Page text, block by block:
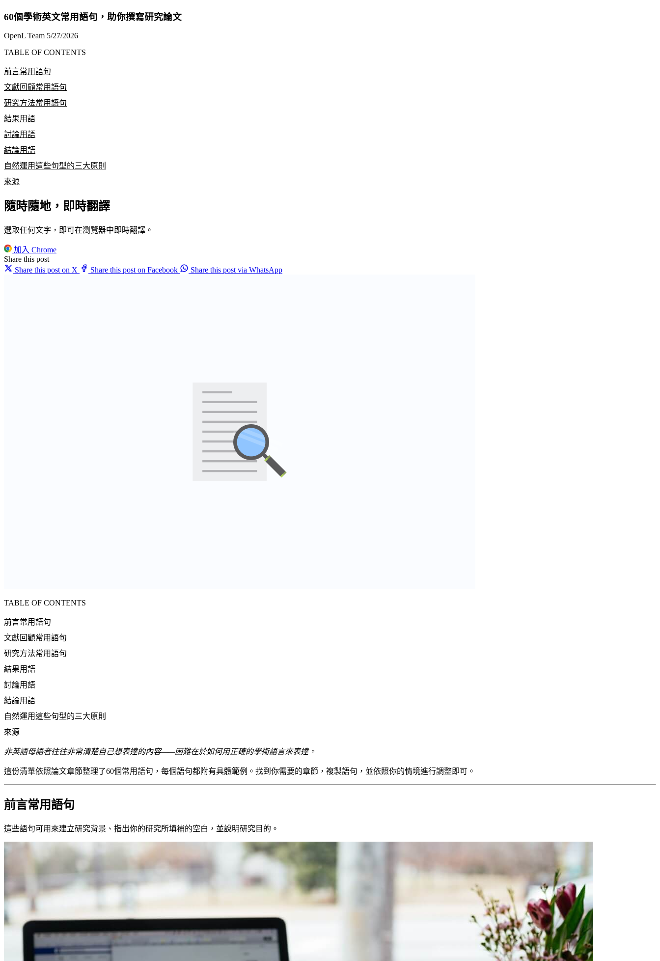
60個學術英文常用語句，助你撰寫研究論文
OpenL Team 5/27/2026
TABLE OF CONTENTS
前言常用語句
文獻回顧常用語句
研究方法常用語句
結果用語
討論用語
結論用語
自然運用這些句型的三大原則
來源
隨時隨地，即時翻譯
選取任何文字，即可在瀏覽器中即時翻譯。
加入 Chrome
Share this post
Share this post on X
Share this post on Facebook Share this post via WhatsApp
TABLE OF CONTENTS
前言常用語句
文獻回顧常用語句
研究方法常用語句
結果用語
討論用語
結論用語
自然運用這些句型的三大原則
來源
非英語母語者往往非常清楚自己想表達的內容——困難在於如何用正確的學術語言來表達。
這份清單依照論文章節整理了60個常用語句，每個語句都附有具體範例。找到你需要的章節，複製語句，並依照你的情境進行調整即可。
前言常用語句
這些語句可用來建立研究背景、指出你的研究所填補的空白，並說明研究目的。